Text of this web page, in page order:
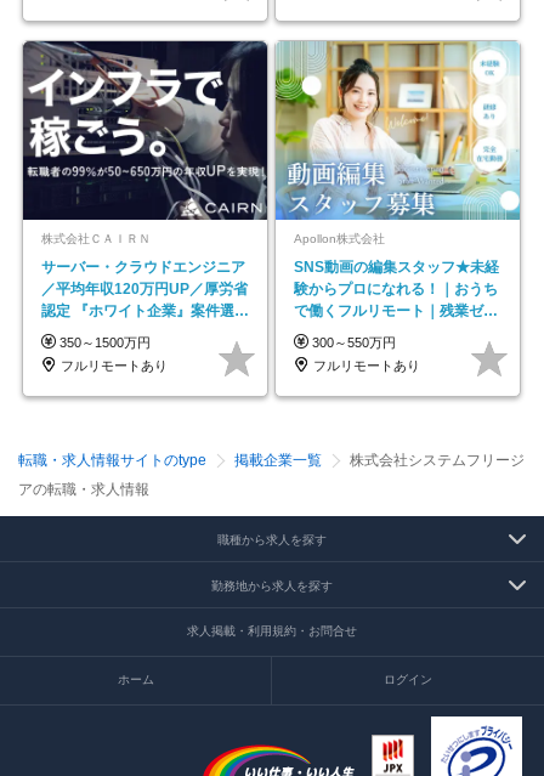
株式会社ＣＡＩＲＮ
サーバー・クラウドエンジニア
／平均年収120万円UP／厚労省
認定 『ホワイト企業』案件選択
制度／年休129日
350～1500万円
フルリモートあり
Apollon株式会社
SNS動画の編集スタッフ★未経
験からプロになれる！｜おうち
で働くフルリモート｜残業ゼロ
で18時退勤◎
300～550万円
フルリモートあり
転職・求人情報サイトのtype 掲載企業一覧
株式会社システムフリージ
アの転職・求人情報
職種から求人を探す
勤務地から求人を探す
求人掲載・利用規約・お問合せ
ホーム ログイン